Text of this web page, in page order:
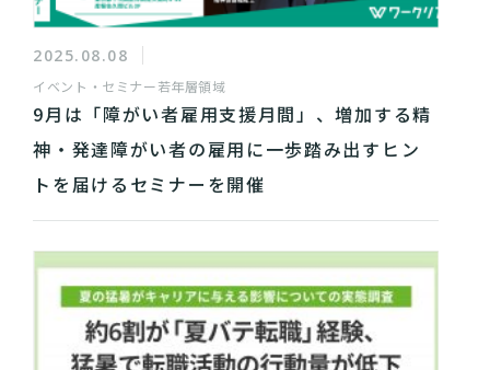
2025.08.08
イベント・セミナー若年層領域
9月は「障がい者雇用支援月間」、増加する精
神・発達障がい者の雇用に一歩踏み出すヒン
トを届けるセミナーを開催